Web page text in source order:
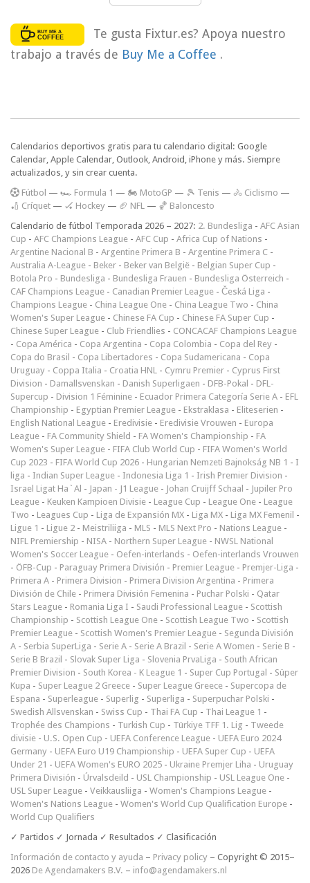
Te gusta Fixtur.es? Apoya nuestro
trabajo a través de Buy Me a Coffee .
Calendarios deportivos gratis para tu calendario digital: Google
Calendar, Apple Calendar, Outlook, Android, iPhone y más. Siempre
actualizados, y sin crear cuenta.
Fútbol — 🏎️ Formula 1 — 🏍 MotoGP — 🎾 Tenis — 🚴 Ciclismo —
🏏 Críquet — 🏑 Hockey — 🏈 NFL — 🏀 Baloncesto
Calendario de fútbol Temporada 2026 – 2027: 2. Bundesliga - AFC Asian
Cup - AFC Champions League - AFC Cup - Africa Cup of Nations -
Argentine Nacional B - Argentine Primera B - Argentine Primera C -
Australia A-League - Beker - Beker van België - Belgian Super Cup -
Botola Pro - Bundesliga - Bundesliga Frauen - Bundesliga Österreich -
CAF Champions League - Canadian Premier League - Česká Liga -
Champions League - China League One - China League Two - China
Women's Super League - Chinese FA Cup - Chinese FA Super Cup -
Chinese Super League - Club Friendlies - CONCACAF Champions League
- Copa América - Copa Argentina - Copa Colombia - Copa del Rey -
Copa do Brasil - Copa Libertadores - Copa Sudamericana - Copa
Uruguay - Coppa Italia - Croatia HNL - Cymru Premier - Cyprus First
Division - Damallsvenskan - Danish Superligaen - DFB-Pokal - DFL-
Supercup - Division 1 Féminine - Ecuador Primera Categoría Serie A - EFL
Championship - Egyptian Premier League - Ekstraklasa - Eliteserien -
English National League - Eredivisie - Eredivisie Vrouwen - Europa
League - FA Community Shield - FA Women's Championship - FA
Women's Super League - FIFA Club World Cup - FIFA Women's World
Cup 2023 - FIFA World Cup 2026 - Hungarian Nemzeti Bajnokság NB 1 - I
liga - Indian Super League - Indonesia Liga 1 - Irish Premier Division -
Israel Ligat Ha`Al - Japan - J1 League - Johan Cruijff Schaal - Jupiler Pro
League - Keuken Kampioen Divisie - League Cup - League One - League
Two - Leagues Cup - Liga de Expansión MX - Liga MX - Liga MX Femenil -
Ligue 1 - Ligue 2 - Meistriliiga - MLS - MLS Next Pro - Nations League -
NIFL Premiership - NISA - Northern Super League - NWSL National
Women's Soccer League - Oefen-interlands - Oefen-interlands Vrouwen
- ÖFB-Cup - Paraguay Primera División - Premier League - Premjer-Liga -
Primera A - Primera Division - Primera Division Argentina - Primera
División de Chile - Primera División Femenina - Puchar Polski - Qatar
Stars League - Romania Liga I - Saudi Professional League - Scottish
Championship - Scottish League One - Scottish League Two - Scottish
Premier League - Scottish Women's Premier League - Segunda División
A - Serbia SuperLiga - Serie A - Serie A Brazil - Serie A Women - Serie B -
Serie B Brazil - Slovak Super Liga - Slovenia PrvaLiga - South African
Premier Division - South Korea - K League 1 - Super Cup Portugal - Süper
Kupa - Super League 2 Greece - Super League Greece - Supercopa de
Espana - Superleague - Superlig - Superliga - Superpuchar Polski -
Swedish Allsvenskan - Swiss Cup - Thai FA Cup - Thai League 1 -
Trophée des Champions - Turkish Cup - Türkiye TFF 1. Lig - Tweede
divisie - U.S. Open Cup - UEFA Conference League - UEFA Euro 2024
Germany - UEFA Euro U19 Championship - UEFA Super Cup - UEFA
Under 21 - UEFA Women's EURO 2025 - Ukraine Premjer Liha - Uruguay
Primera División - Úrvalsdeild - USL Championship - USL League One -
USL Super League - Veikkausliiga - Women's Champions League -
Women's Nations League - Women's World Cup Qualification Europe -
World Cup Qualifiers
✓ Partidos ✓ Jornada ✓ Resultados ✓ Clasificación
Información de contacto y ayuda – Privacy policy – Copyright © 2015–
2026 De Agendamakers B.V. – info@agendamakers.nl